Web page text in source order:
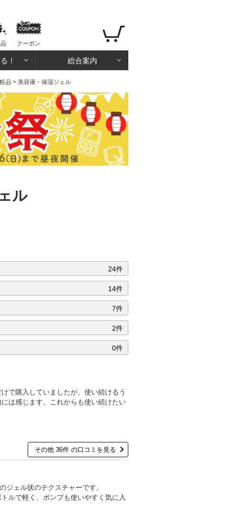
クーポン
！ 総合案内
品 > 美容液・保湿ジェル
ル
24件
14件
7件
2件
0件
で購入していましたが、使い続けるう
は感じます。これからも使い続けたい
その他 36件 の口コミを見る
ジェル状のテクスチャーです。
ルで軽く、ポンプも使いやすく気に入